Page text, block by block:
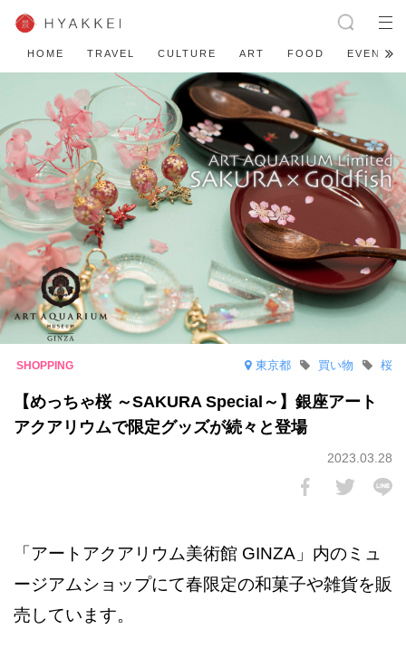
HOME TRAVEL CULTURE ART FOOD EVENT
東京都 桜
買い物
【めっちゃ桜 ～SAKURA Special～】銀座アート
アクアリウムで限定グッズが続々と登場
2023.03.28
「アートアクアリウム美術館 GINZA」内のミュ
ージアムショップにて春限定の和菓子や雑貨を販
売しています。